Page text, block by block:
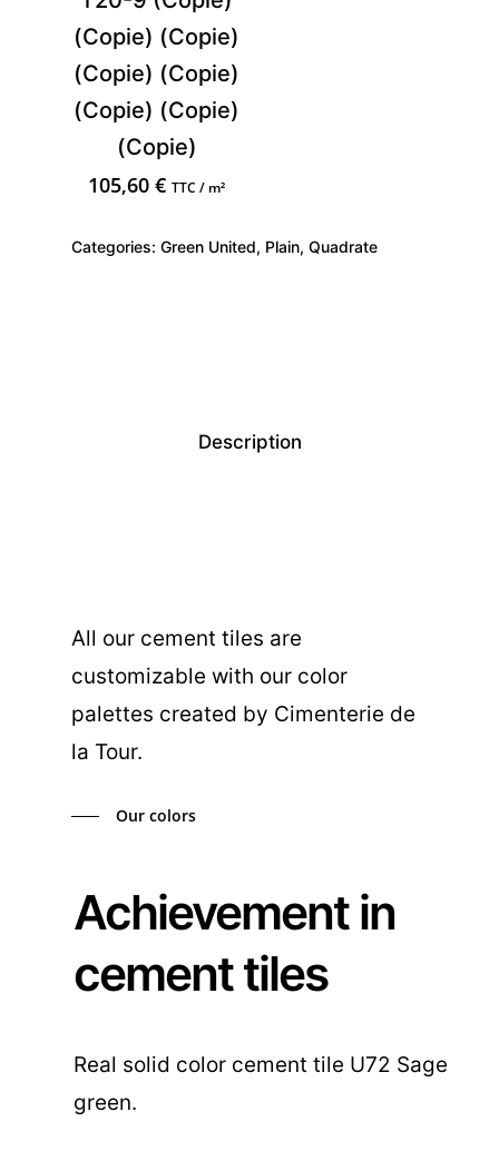
(Copie) (Copie)
(Copie) (Copie)
(Copie) (Copie)
(Copie)
105,60€ TTC / m²
Categories: Green United, Plain, Quadrate
Description
All our cement tiles are
customizable with our color
palettes created by Cimenterie de
la Tour.
Our colors
Achievement in
cement tiles
Real solid color cement tile U72 Sage
green.